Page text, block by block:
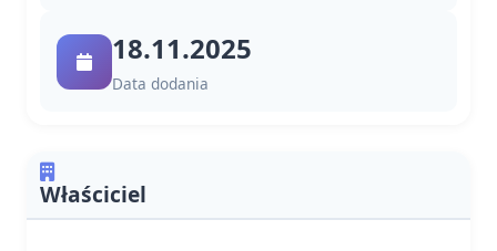
18.11.2025
Data dodania
Właściciel